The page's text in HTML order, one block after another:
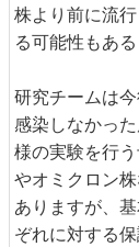
株より前に流
る可能性もあ
研究チームは
感染しなかっ
様の実験を行
やオミクロン
ありますが、
ぞれに対する